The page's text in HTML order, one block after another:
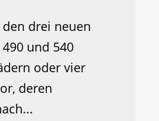
drei neuen
und 540
oder vier
deren